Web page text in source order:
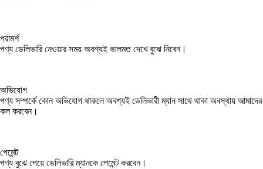
পরামর্শ
পণ্য ডেলিভারি নেওয়ার সময় অবশ্যই ভালমত দেখে বুঝে নিবেন।
অভিযোগ
পণ্য সম্পর্কে কোন অভিযোগ থাকলে অবশ্যই ডেলিভারী ম্যান সাথে থাকা অবস্থায় আমাদের
কল করবেন।
পেমেন্ট
পণ্য বুঝে পেয়ে ডেলিভারি ম্যানকে পেমেন্ট করবেন।